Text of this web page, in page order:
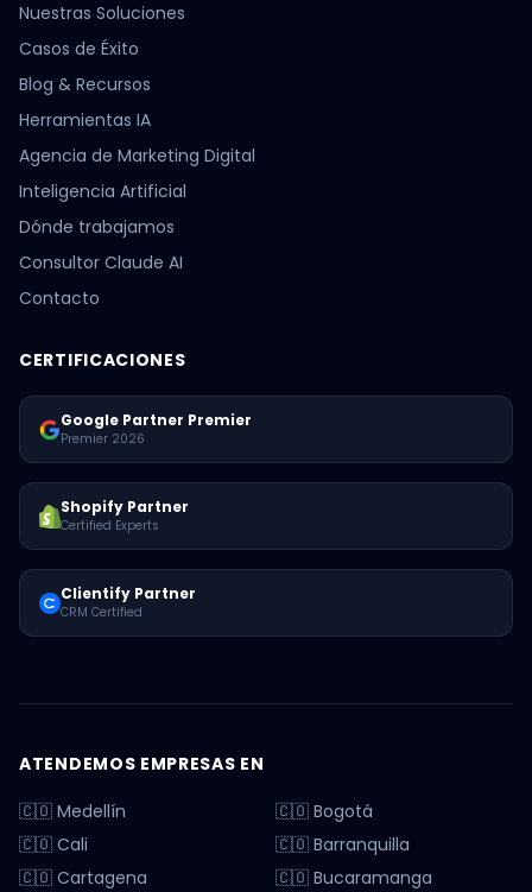
Nuestras Soluciones
Casos de Éxito
Blog & Recursos
Herramientas IA
Agencia de Marketing Digital
Inteligencia Artificial
Dónde trabajamos
Consultor Claude AI
Contacto
CERTIFICACIONES
Google Partner Premier
Premier 2026
Shopify Partner
Certified Experts
Clientify Partner
CRM Certified
ATENDEMOS EMPRESAS EN
🇨🇴 Medellín
🇨🇴 Bogotá
🇨🇴 Cali
🇨🇴 Barranquilla
🇨🇴 Cartagena
🇨🇴 Bucaramanga